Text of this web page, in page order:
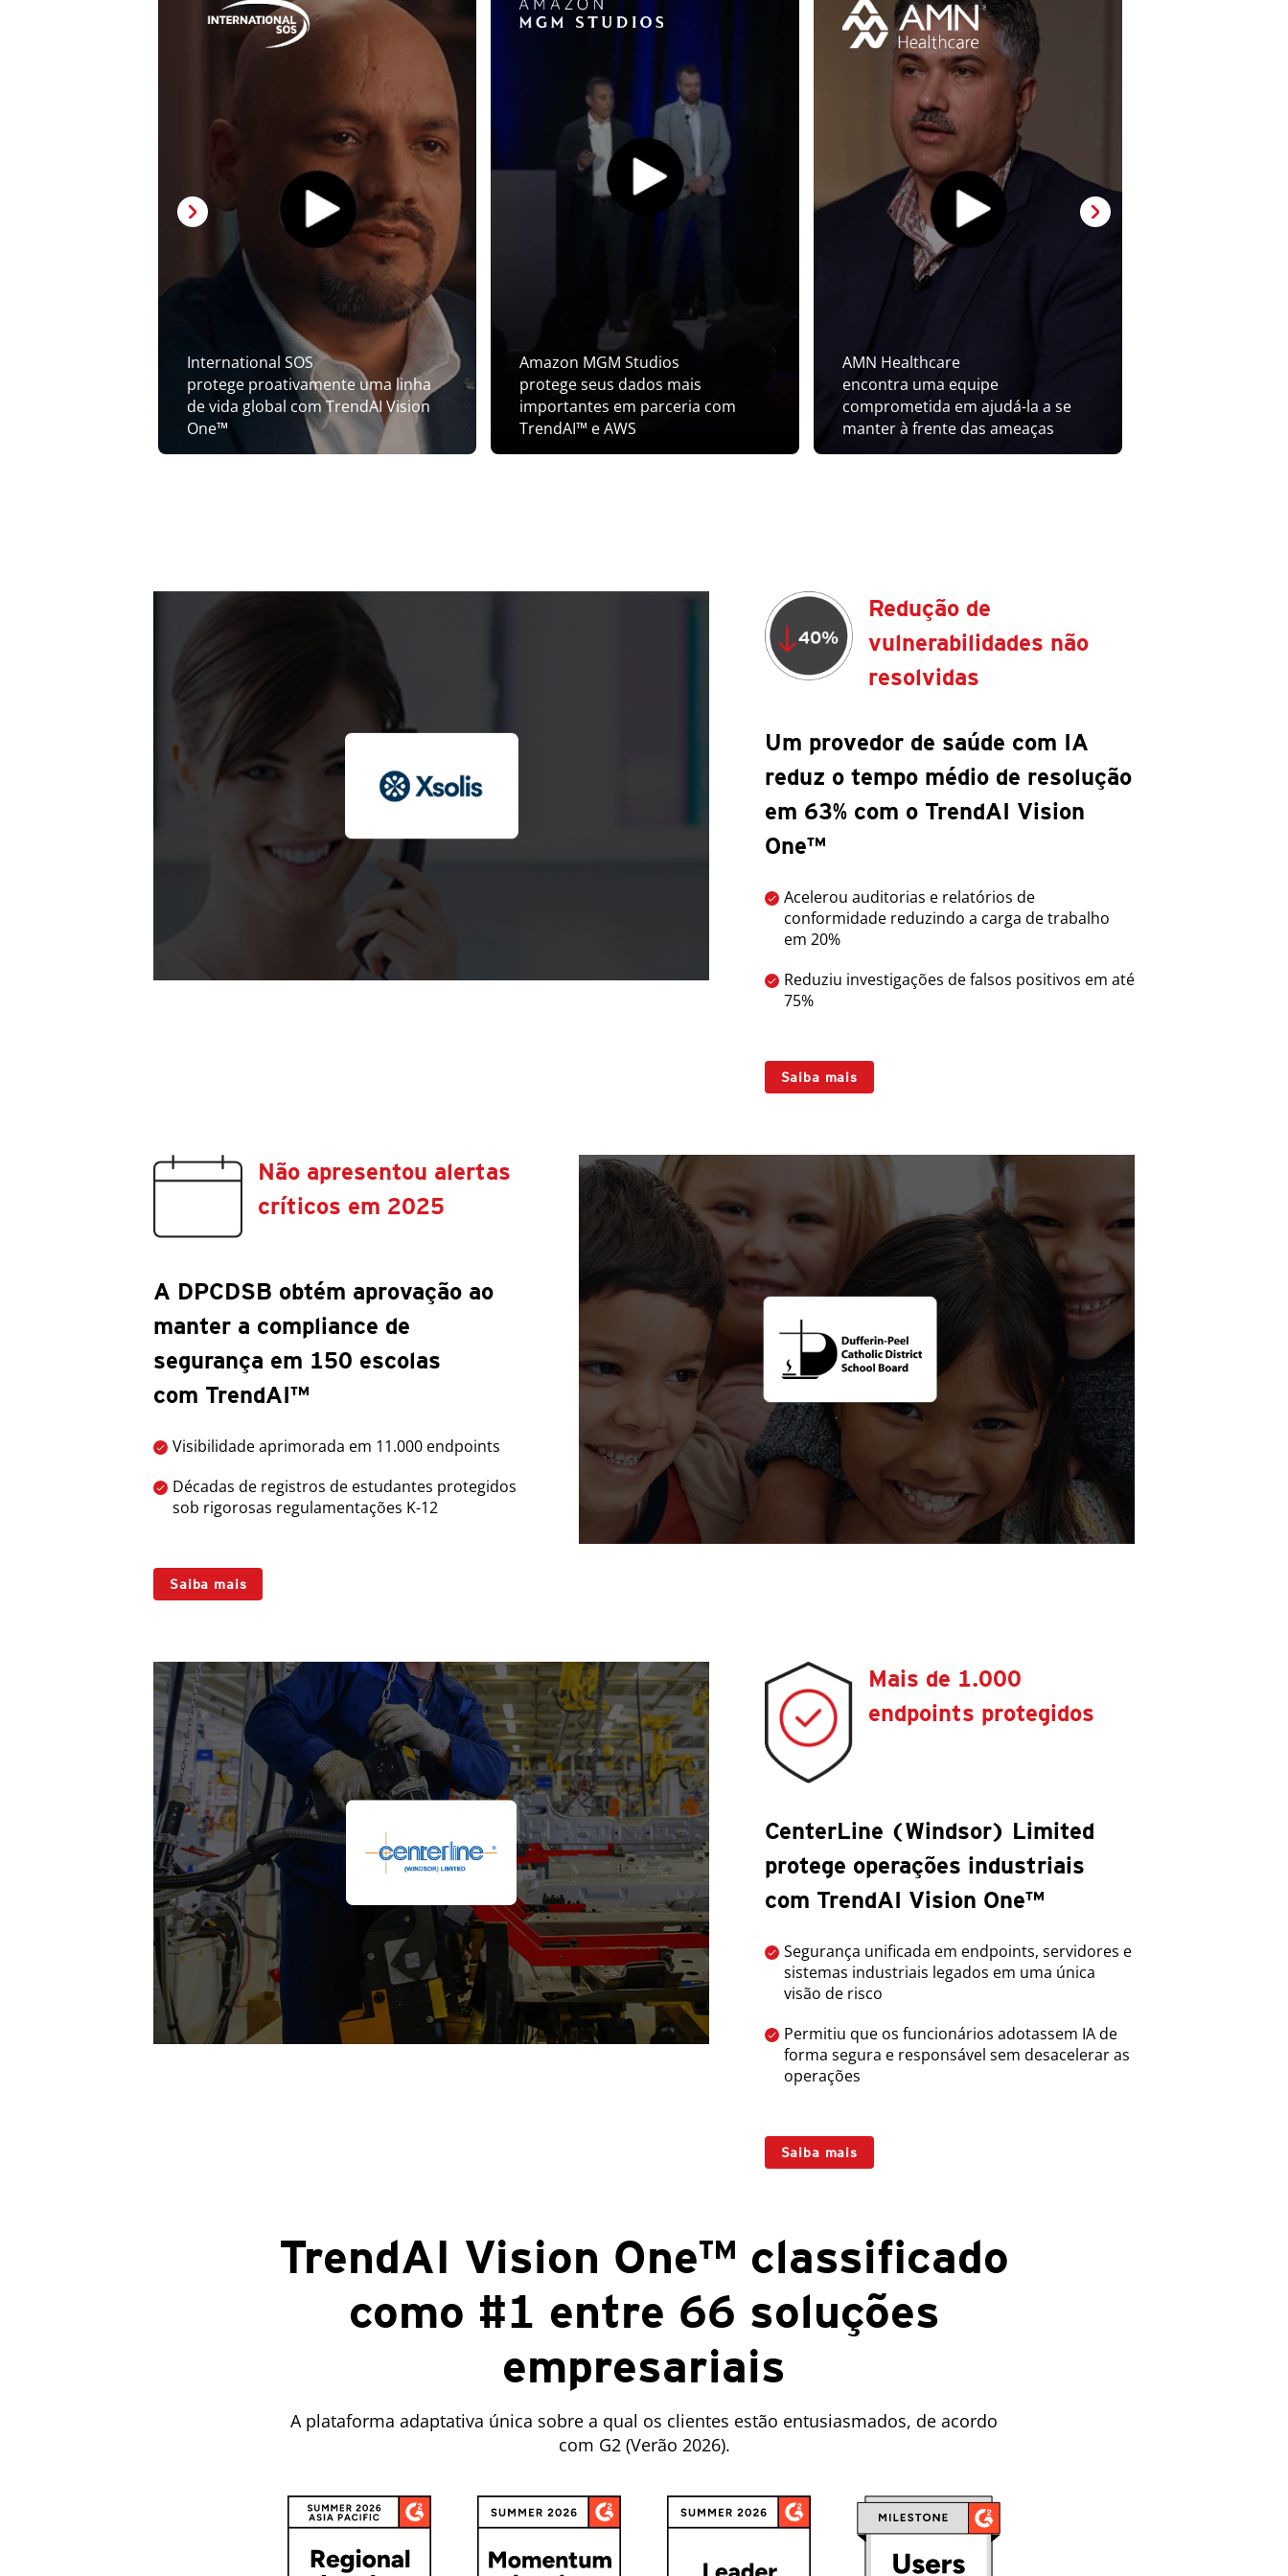
International SOS
protege proativamente uma linha
de vida global com TrendAI Vision
One™
Amazon MGM Studios
protege seus dados mais
importantes em parceria com
TrendAI™ e AWS
AMN Healthcare
encontra uma equipe
comprometida em ajudá-la a se
manter à frente das ameaças
Redução de
vulnerabilidades não
resolvidas
Um provedor de saúde com IA
reduz o tempo médio de resolução
em 63% com o TrendAI Vision
One™
Acelerou auditorias e relatórios de
conformidade reduzindo a carga de trabalho
em 20%
Reduziu investigações de falsos positivos em até
75%
Saiba mais
Não apresentou alertas
críticos em 2025
A DPCDSB obtém aprovação ao
manter a compliance de
segurança em 150 escolas
com TrendAI™
Visibilidade aprimorada em 11.000 endpoints
Décadas de registros de estudantes protegidos
sob rigorosas regulamentações K-12
Saiba mais
Mais de 1.000
endpoints protegidos
CenterLine (Windsor) Limited
protege operações industriais
com TrendAI Vision One™
Segurança unificada em endpoints, servidores e
sistemas industriais legados em uma única
visão de risco
Permitiu que os funcionários adotassem IA de
forma segura e responsável sem desacelerar as
operações
Saiba mais
TrendAI Vision One™ classificado
como #1 entre 66 soluções
empresariais
A plataforma adaptativa única sobre a qual os clientes estão entusiasmados, de acordo
com G2 (Verão 2026).